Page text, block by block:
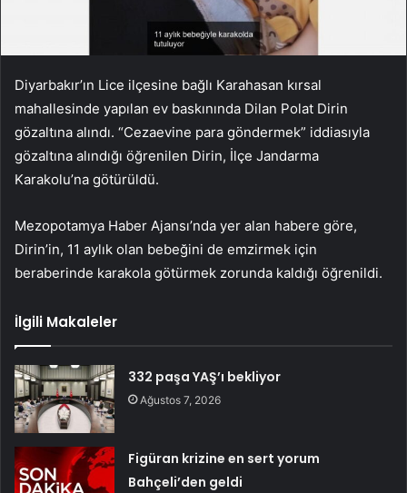
Diyarbakır’ın Lice ilçesine bağlı Karahasan kırsal
mahallesinde yapılan ev baskınında Dilan Polat Dirin
gözaltına alındı. “Cezaevine para göndermek” iddiasıyla
gözaltına alındığı öğrenilen Dirin, İlçe Jandarma
Karakolu’na götürüldü.
Mezopotamya Haber Ajansı’nda yer alan habere göre,
Dirin’in, 11 aylık olan bebeğini de emzirmek için
beraberinde karakola götürmek zorunda kaldığı öğrenildi.
İlgili Makaleler
332 paşa YAŞ’ı bekliyor
Ağustos 7, 2026
Figüran krizine en sert yorum
Bahçeli’den geldi